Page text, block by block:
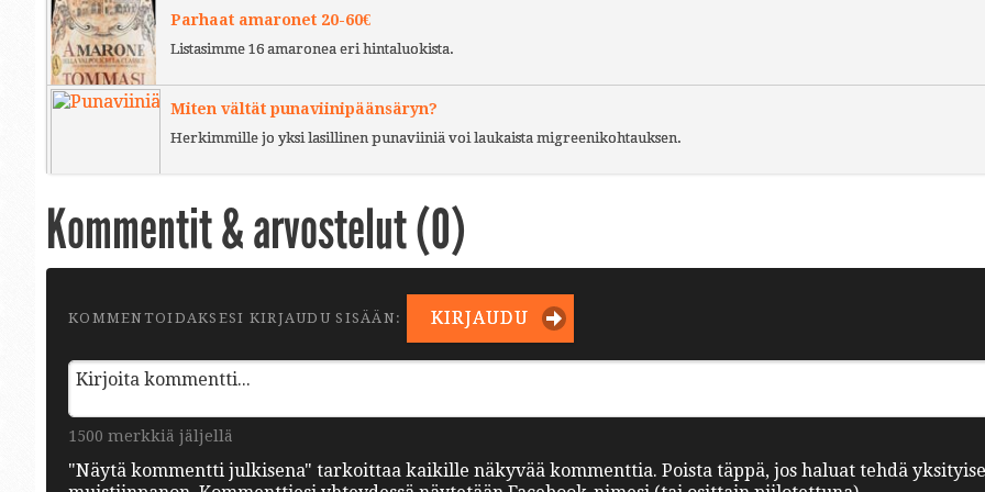
Parhaat amaronet 20-60€
Listasimme 16 amaronea eri hintaluokista.
Miten vältät punaviinipäänsäryn?
Herkimmille jo yksi lasillinen punaviiniä voi laukaista migreenikohtauksen.
Kommentit & arvostelut (0)
KOMMENTOIDAKSESI KIRJAUDU SISÄÄN: KIRJAUDU
1500 merkkiä jäljellä
"Näytä kommentti julkisena" tarkoittaa kaikille näkyvää kommenttia. Poista täppä, jos haluat tehdä